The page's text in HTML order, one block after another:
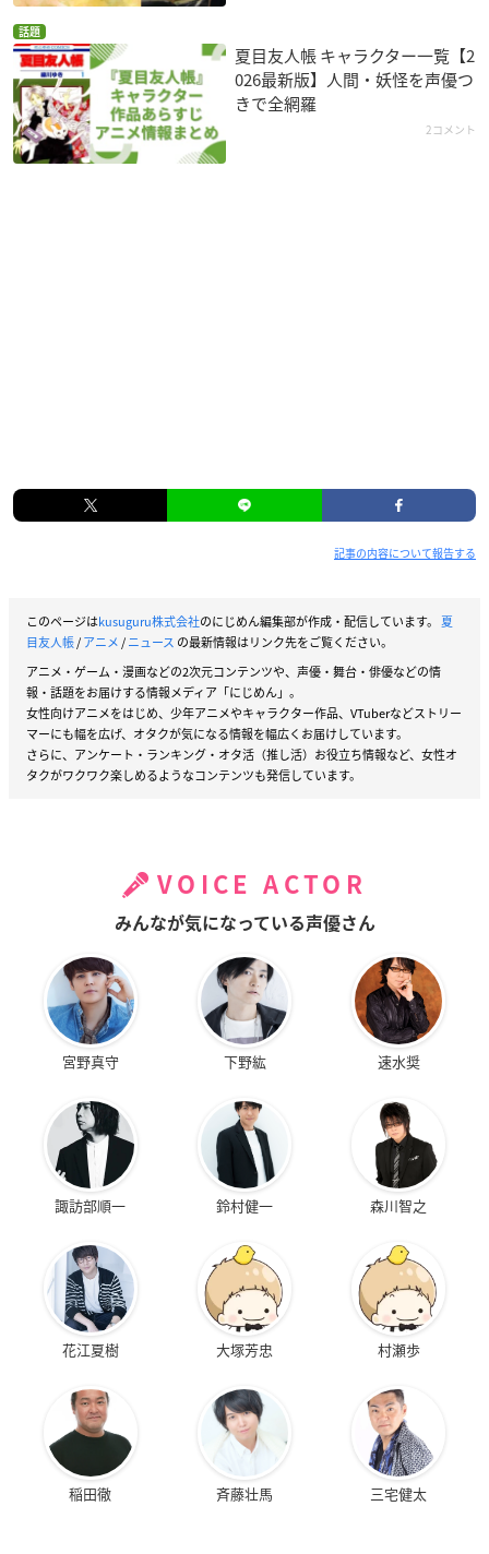
話題
夏目友人帳 キャラクター一覧【2
026最新版】人間・妖怪を声優つ
きで全網羅
2コメント
記事の内容について報告する
このページはkusuguru株式会社のにじめん編集部が作成・配信しています。 夏
目友人帳/アニメ/ニュース の最新情報はリンク先をご覧ください。
アニメ・ゲーム・漫画などの2次元コンテンツや、声優・舞台・俳優などの情
報・話題をお届けする情報メディア「にじめん」。
女性向けアニメをはじめ、少年アニメやキャラクター作品、VTuberなどストリー
マーにも幅を広げ、オタクが気になる情報を幅広くお届けしています。
さらに、アンケート・ランキング・オタ活（推し活）お役立ち情報など、女性オ
タクがワクワク楽しめるようなコンテンツも発信しています。
VOICE ACTOR
みんなが気になっている声優さん
宮野真守 下野紘 速水奨
諏訪部順一 鈴村健一 森川智之
花江夏樹 大塚芳忠 村瀬歩
稲田徹 斉藤壮馬 三宅健太